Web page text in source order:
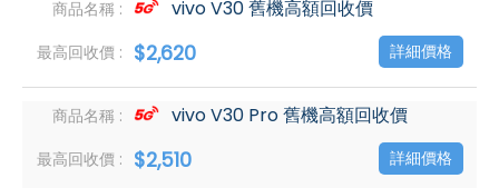
vivo V30 舊機高額回收價
$2,620 詳細價格
vivo V30 Pro 舊機高額回收價
$2,510 詳細價格